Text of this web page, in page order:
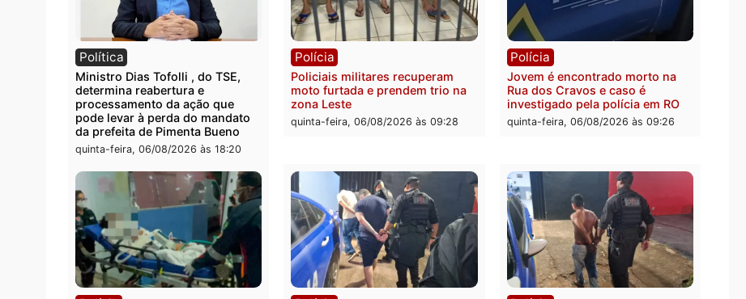
Polícia
Homem é encontrado morto em
residência no bairro Colina Park
em RO
sexta-feira, 07/08/2026 às 09:30
Polícia
Polícia Militar apreende
explosivos e embarcação
durante patrulhamento fluvial no
Rio Madeira em Porto Velho
sexta-feira, 07/08/2026 às 09:27
Polícia
quatro mortos em Porto Velho
quinta-feira, 06/08/2026 às 20:51
Política Polícia Polícia